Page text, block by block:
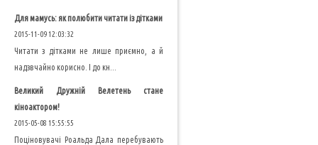
Для мамусь: як полюбити читати із дітками
2015-11-09 12:03:32
Читати з дітками не лише приємно, а й
надзвчайно корисно. І до кн...
Великий Дружній Велетень стане
кіноактором!
2015-05-08 15:55:55
Поціновувачі Роальда Дала перебувають